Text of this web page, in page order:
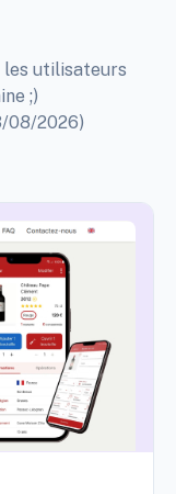
les utilisateurs
;)
08/2026)